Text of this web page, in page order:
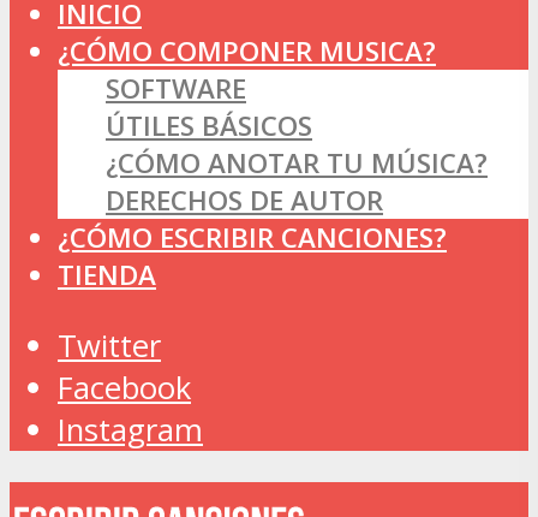
INICIO
¿CÓMO COMPONER MUSICA?
SOFTWARE
ÚTILES BÁSICOS
¿CÓMO ANOTAR TU MÚSICA?
DERECHOS DE AUTOR
¿CÓMO ESCRIBIR CANCIONES?
TIENDA
Twitter
Facebook
Instagram